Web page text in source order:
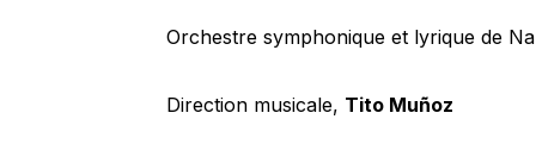
Orchestre symphonique et lyrique de
Direction musicale, Tito Muñoz